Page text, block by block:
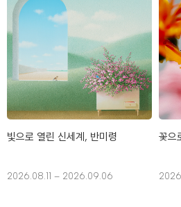
빛으로 열린 신세계, 반미령
2026.08.11 – 2026.09.06
꽃으